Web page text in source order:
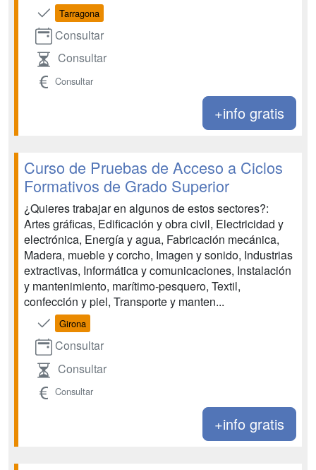
Tarragona
Consultar
Consultar
Consultar
+info gratis
Curso de Pruebas de Acceso a Ciclos
Formativos de Grado Superior
¿Quieres trabajar en algunos de estos sectores?:
Artes gráficas, Edificación y obra civil, Electricidad y
electrónica, Energía y agua, Fabricación mecánica,
Madera, mueble y corcho, Imagen y sonido, Industrias
extractivas, Informática y comunicaciones, Instalación
y mantenimiento, marítimo-pesquero, Textil,
confección y piel, Transporte y manten...
Girona
Consultar
Consultar
Consultar
+info gratis